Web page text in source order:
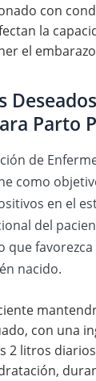
con
la
el
Parto
de
como
en el
del
que
nacido.
con una
2 litros